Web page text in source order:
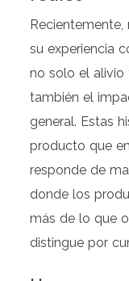
su experiencia
no solo el alivio
también el
general. Estas
producto que
responde de
donde los
más de lo que
distingue por